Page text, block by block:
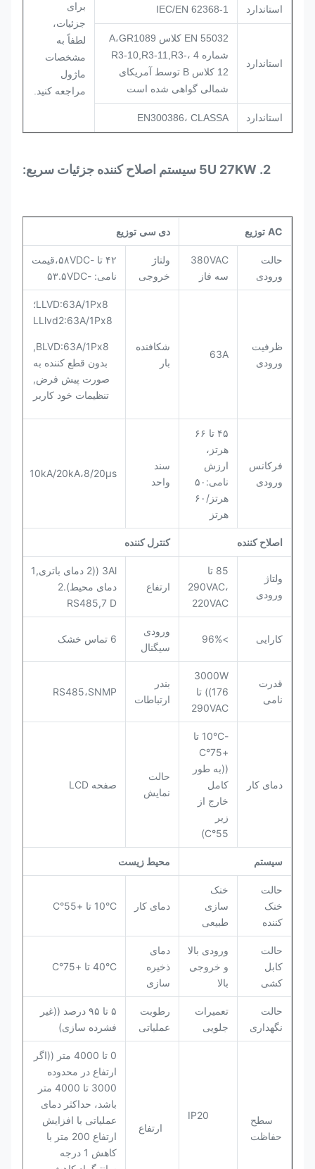
برای
جزئیات،
لطفاً به
مشخصات
ماژول
مراجعه کنید.
استاندارد IEC/EN 62368-1
استاندارد
EN 55032 کلاس A،GR1089
شماره 4 ،R3-10,R3-11,R3-
12 کلاس B توسط آمریکای
شمالی گواهی شده است
استاندارد EN300386، CLASSA
2. 5U 27KW سیستم اصلاح کننده جزئیات سریع:
AC توزیع دی سی توزیع
حالت
ورودی
380VAC
سه فاز
ولتاژ
خروجی
۴۲ تا -۵۸VDC،قیمت
نامی: -۵۳.۵VDC
ظرفیت
ورودی
63A
شکافنده
بار
LLVD:63A/1Px8؛
LLlvd2:63A/1Px8
BLVD:63A/1Px8,
بدون قطع کننده به
صورت پیش فرض,
تنظیمات خود کاربر
فرکانس
ورودی
۴۵ تا ۶۶
هرتز،
ارزش
نامی:۵۰
هرتز/۶۰
هرتز
سند
واحد
10kA/20kA،8/20μs
اصلاح کننده کنترل کننده
ولتاژ
ورودی
85 تا
290VAC،
220VAC
ارتفاع
3Al ((2 دمای باتری,1
دمای محیط).2
RS485,7 D
کارایی >96%
ورودی
سیگنال
6 تماس خشک
قدرت
نامی
3000W
((176 تا
290VAC
بندر
ارتباطات
RS485،SNMP
دمای کار
-10°C تا
+75°C
((به طور
کامل
خارج از
زیر
55°C)
حالت
نمایش
صفحه LCD
سیستم محیط زیست
حالت
خنک
کننده
خنک
سازی
طبیعی
دمای کار 10°C تا +55°C
حالت
کابل
کشی
ورودی بالا
و خروجی
بالا
دمای
ذخیره
سازی
40°C تا +75°C
حالت
نگهداری
تعمیرات
جلویی
رطوبت
عملیاتی
۵ تا ۹۵ درصد ((غیر
فشرده سازی)
سطح
حفاظت
IP20
ارتفاع
0 تا 4000 متر ((اگر
ارتفاع در محدوده
3000 تا 4000 متر
باشد، حداکثر دمای
عملیاتی با افزایش
ارتفاع 200 متر با
کاهش 1 درجه